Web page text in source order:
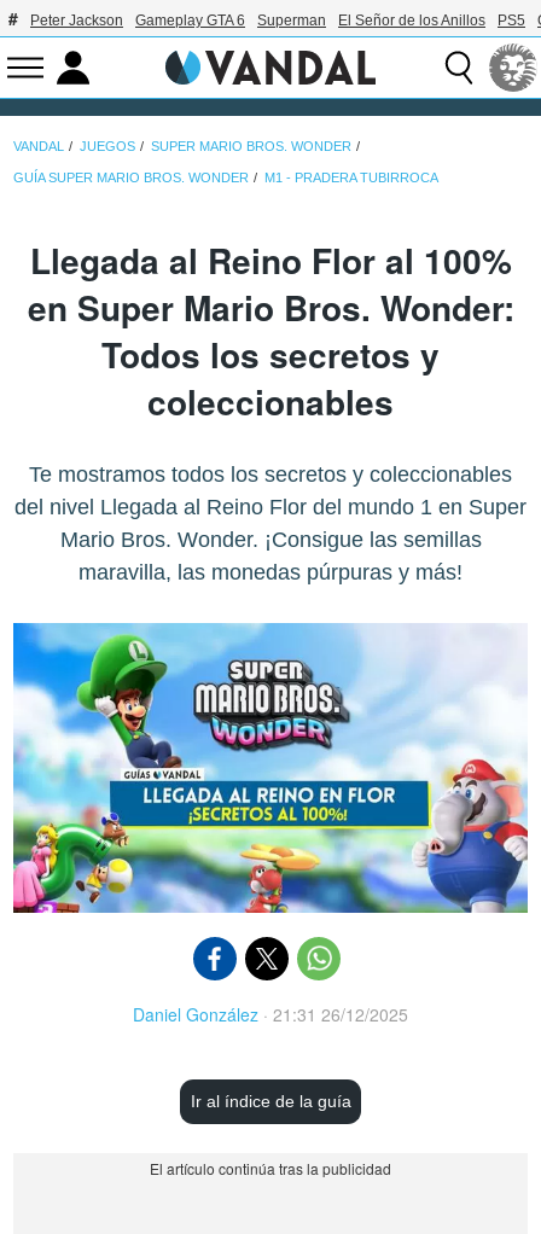
Peter Jackson Gameplay GTA 6 Superman El Señor de los Anillos PS5
VANDAL JUEGOS SUPER MARIO BROS. WONDER
GUÍA SUPER MARIO BROS. WONDER M1 - PRADERA TUBIRROCA
Llegada al Reino Flor al 100%
en Super Mario Bros. Wonder:
Todos los secretos y
coleccionables
Te mostramos todos los secretos y coleccionables
del nivel Llegada al Reino Flor del mundo 1 en Super
Mario Bros. Wonder. ¡Consigue las semillas
maravilla, las monedas púrpuras y más!
Daniel González · 21:31 26/12/2025
Ir al índice de la guía